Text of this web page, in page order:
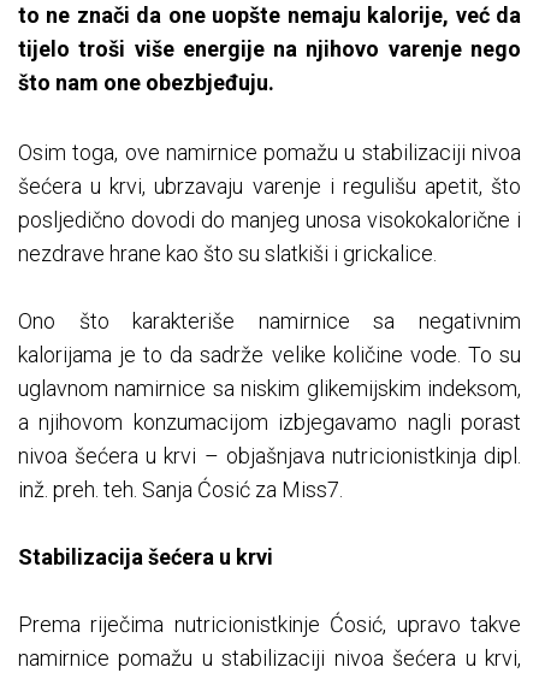
to ne znači da one uopšte nemaju kalorije, već da
tijelo troši više energije na njihovo varenje nego
što nam one obezbjeđuju.
Osim toga, ove namirnice pomažu u stabilizaciji nivoa
šećera u krvi, ubrzavaju varenje i regulišu apetit, što
posljedično dovodi do manjeg unosa visokokalorične i
nezdrave hrane kao što su slatkiši i grickalice.
Ono što karakteriše namirnice sa negativnim
kalorijama je to da sadrže velike količine vode. To su
uglavnom namirnice sa niskim glikemijskim indeksom,
a njihovom konzumacijom izbjegavamo nagli porast
nivoa šećera u krvi – objašnjava nutricionistkinja dipl.
inž. preh. teh. Sanja Ćosić za Miss7.
Stabilizacija šećera u krvi
Prema riječima nutricionistkinje Ćosić, upravo takve
namirnice pomažu u stabilizaciji nivoa šećera u krvi,